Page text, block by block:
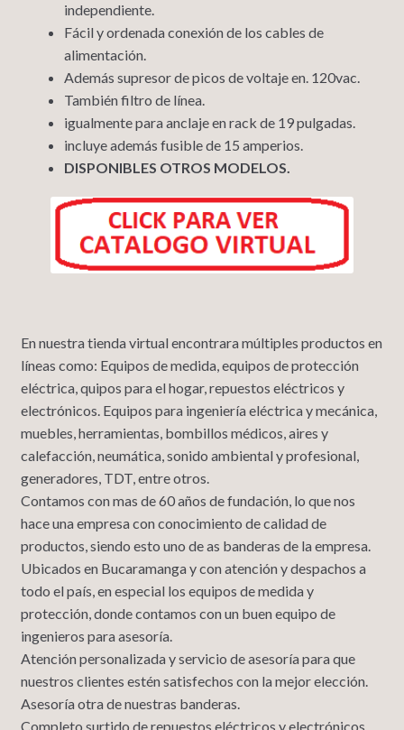
independiente.
Fácil y ordenada conexión de los cables de
alimentación.
Además supresor de picos de voltaje en. 120vac.
También filtro de línea.
igualmente para anclaje en rack de 19 pulgadas.
incluye además fusible de 15 amperios.
DISPONIBLES OTROS MODELOS.
En nuestra tienda virtual encontrara múltiples productos en
líneas como: Equipos de medida, equipos de protección
eléctrica, quipos para el hogar, repuestos eléctricos y
electrónicos. Equipos para ingeniería eléctrica y mecánica,
muebles, herramientas, bombillos médicos, aires y
calefacción, neumática, sonido ambiental y profesional,
generadores, TDT, entre otros.
Contamos con mas de 60 años de fundación, lo que nos
hace una empresa con conocimiento de calidad de
productos, siendo esto uno de as banderas de la empresa.
Ubicados en Bucaramanga y con atención y despachos a
todo el país, en especial los equipos de medida y
protección, donde contamos con un buen equipo de
ingenieros para asesoría.
Atención personalizada y servicio de asesoría para que
nuestros clientes estén satisfechos con la mejor elección.
Asesoría otra de nuestras banderas.
Completo surtido de repuestos eléctricos y electrónicos,